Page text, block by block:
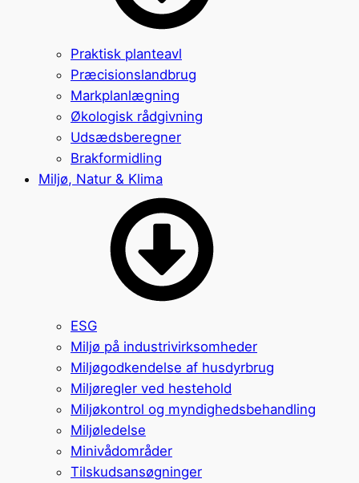
Praktisk planteavl
Præcisionslandbrug
Markplanlægning
Økologisk rådgivning
Udsædsberegner
Brakformidling
Miljø, Natur & Klima
ESG
Miljø på industrivirksomheder
Miljøgodkendelse af husdyrbrug
Miljøregler ved hestehold
Miljøkontrol og myndighedsbehandling
Miljøledelse
Minivådområder
Tilskudsansøgninger